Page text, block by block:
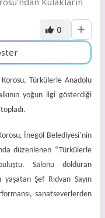
0
Türkülerle Anadolu
yoğun ilgi gösterdiği
İnegöl Belediyesi’nin
düzenlenen “Türkülerle
Salonu dolduran
Şef Rıdvan Sayın
sanatseverlerden